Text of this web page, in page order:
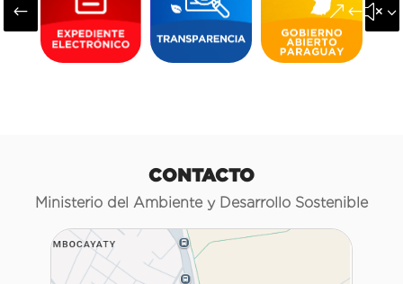
#
CONTACTO
Ministerio del Ambiente y Desarrollo Sostenible